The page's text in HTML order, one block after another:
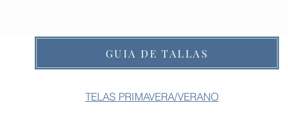
GUIA DE TALLAS
TELAS PRIMAVERA/VERANO